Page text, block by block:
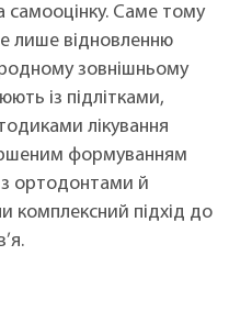
самооцінку. Саме тому
лише відновленню
зовнішньому
із підлітками,
лікування
формуванням
з ортодонтами й
комплексний підхід до